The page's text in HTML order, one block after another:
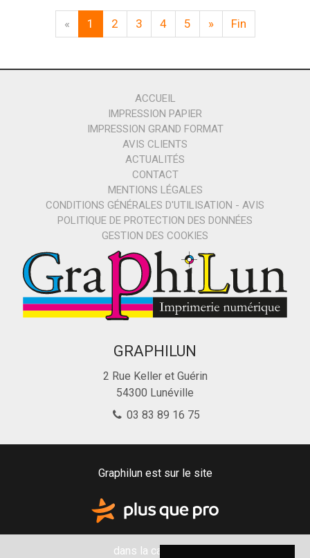
« 1 2 3 4 5 » Fin
ACCUEIL
IMPRESSION PAPIER
IMPRESSION GRAND FORMAT
AVIS CLIENTS
ACTUALITÉS
CONTACT
MENTIONS LÉGALES
CONDITIONS GÉNÉRALES D'UTILISATION - AVIS
POLITIQUE DE PROTECTION DES DONNÉES
GESTION DES COOKIES
GRAPHILUN
2 Rue Keller et Guérin
54300 Lunéville
03 83 89 16 75
Graphilun est sur le site
dans la catégorie